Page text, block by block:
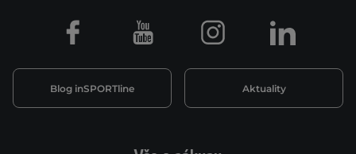
Blog inSPORTline Aktuality
Facebook Youtube Instagram LinkedIn